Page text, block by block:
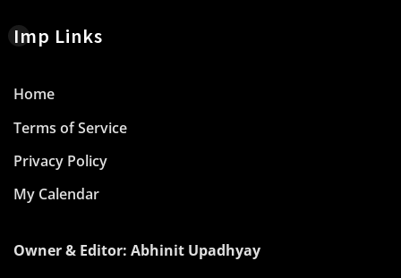
Imp Links
Home
Terms of Service
Privacy Policy
My Calendar
Owner & Editor: Abhinit Upadhyay